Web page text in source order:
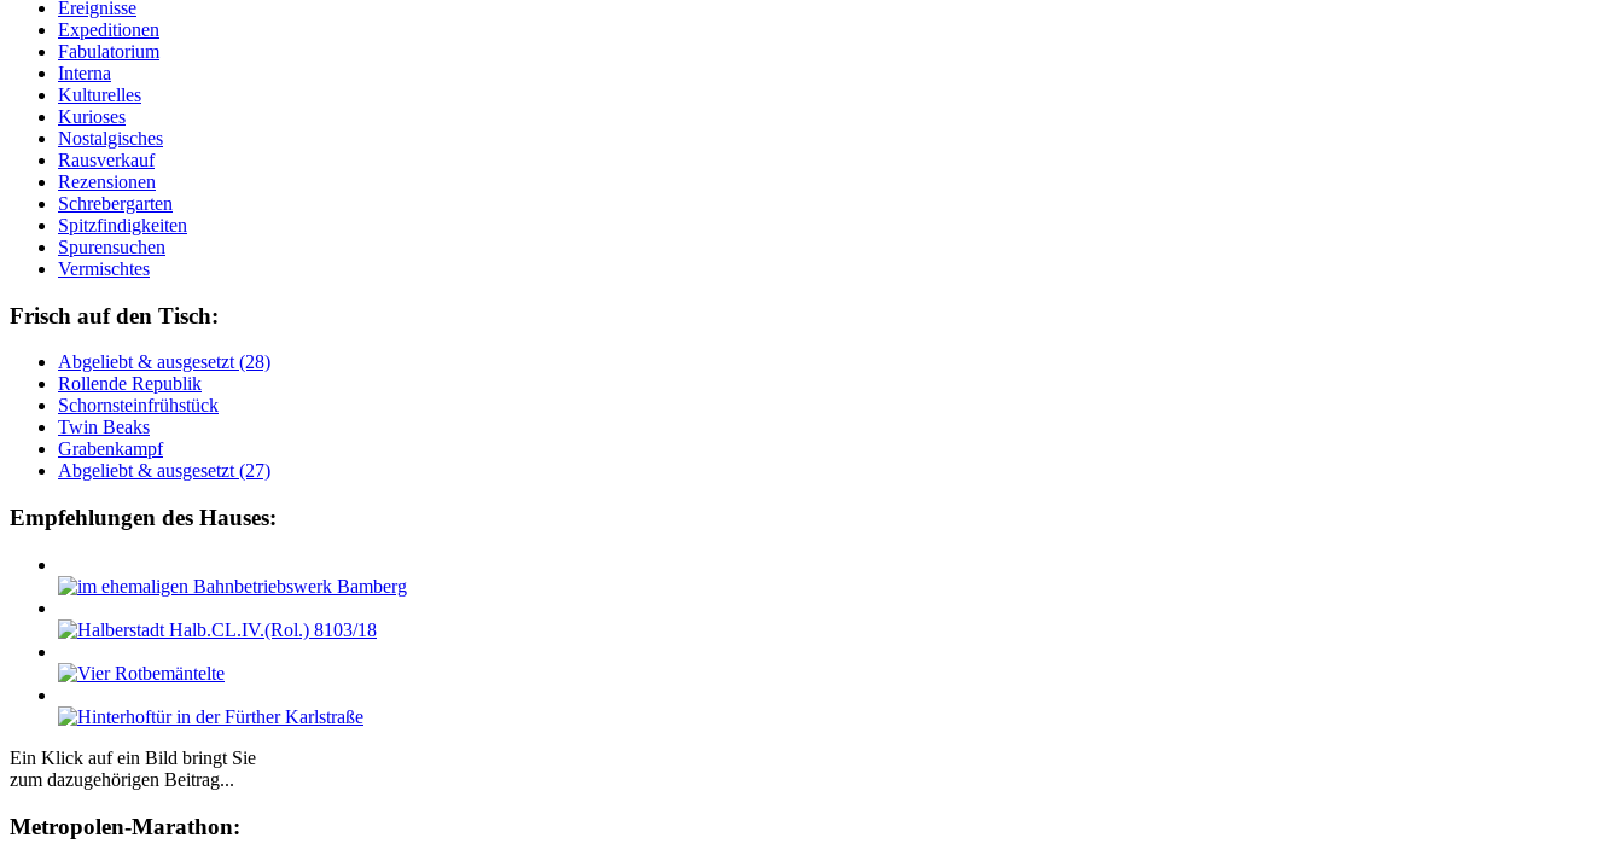
Ereignisse
Expeditionen
Fabulatorium
Interna
Kulturelles
Kurioses
Nostalgisches
Rausverkauf
Rezensionen
Schrebergarten
Spitzfindigkeiten
Spurensuchen
Vermischtes
Frisch auf den Tisch:
Ab­ge­liebt & aus­ge­setzt (28)
Rol­len­de Re­pu­blik
Schorn­stein­früh­stück
Twin Beaks
Gra­ben­kampf
Ab­ge­liebt & aus­ge­setzt (27)
Empfehlungen des Hauses:
Ein Klick auf ein Bild bringt Sie
zum dazugehörigen Beitrag...
Me­tro­po­len-Ma­ra­thon: